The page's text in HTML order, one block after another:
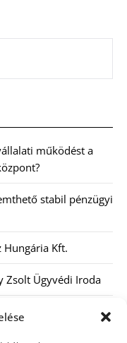
működést a
stabil pénzügyi
Hungária Kft.
Zsolt Ügyvédi Iroda
lassításáról és